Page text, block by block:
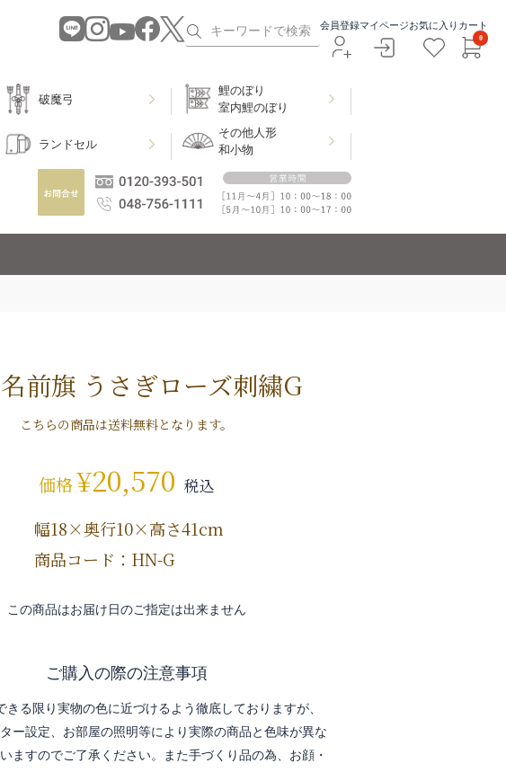
会員登録マイページお気に入り カート
0
破魔弓
鯉のぼり
室内鯉のぼり
ランドセル
その他人形
和小物
前旗 うさぎローズ刺繍G
こちらの商品は送料無料となります。
価格¥20,570 税込
幅18×奥行10×高さ41cm
商品コード：HN-G
この商品はお届け日のご指定は出来ません
ご購入の際の注意事項
きる限り実物の色に近づけるよう徹底しておりますが、
ー設定、お部屋の照明等により実際の商品と色味が異な
ますのでご了承ください。また手づくり品の為、お顔・